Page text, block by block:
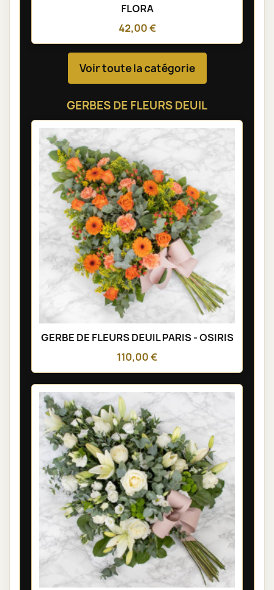
FLORA
42,00 €
Voir toute la catégorie
GERBES DE FLEURS DEUIL
GERBE DE FLEURS DEUIL PARIS - OSIRIS
110,00 €